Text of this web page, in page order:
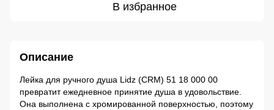
В избранное
Описание
Лейка для ручного душа Lidz (CRM) 51 18 000 00
превратит ежедневное принятие душа в удовольствие.
Она выполнена с хромированной поверхностью, поэтому